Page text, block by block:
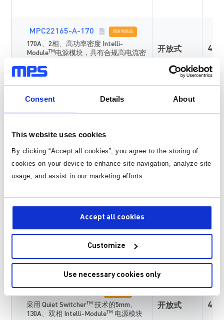
Consent Details About
This website uses cookies
By clicking “Accept all cookies”, you agree to the storing of
cookies on your device to enhance site navigation, analyze site
usage, and assist in our marketing efforts.
Accept all cookies
Customize
Use necessary cookies only
MPC22165-A-170 预发布新品
170A、2相、高功率密度 Intelli-
ModuleTM 电源模块，具有合规高电流密
开放式 4
MPC22164-A-130 预发布新品
9mmx9.9mmx10mm、130A、2 相、高功
开放式 4
MPC24380-260 预发布新品
采用Quiet SwitcherTM技术的260A、4相
采用Quiet SwitcherTM 技术的130A、
、双相Intelli-
采用 Quiet SwitcherTM 技术的5mm、
130A、双相 Intelli-ModuleTM 电源模块
开放式 4